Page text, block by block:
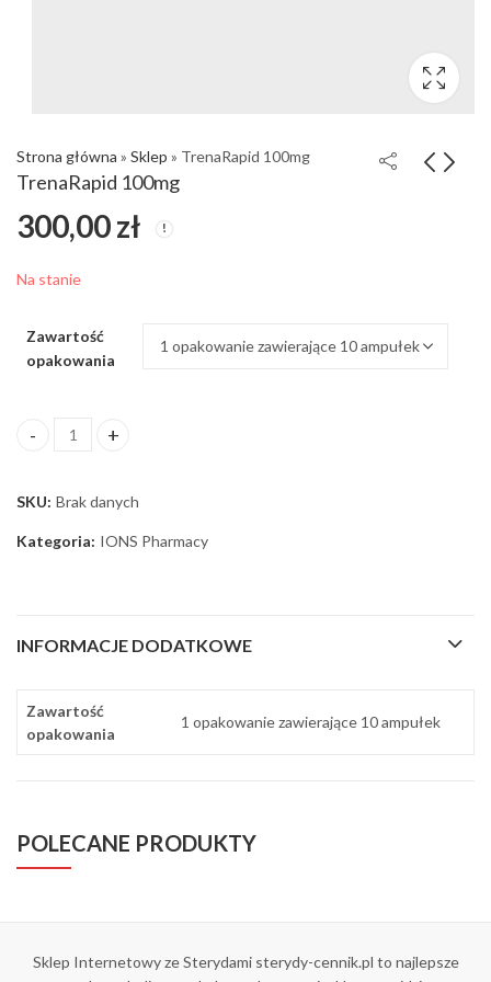
Strona główna » Sklep » TrenaRapid 100mg
TrenaRapid 100mg
300,00zł
Na stanie
Zawartość
opakowania
ilość TrenaRapid 100mg
SKU: Brak danych
Kategoria: IONS Pharmacy
INFORMACJE DODATKOWE
Zawartość
opakowania
1 opakowanie zawierające 10 ampułek
POLECANE PRODUKTY
Sklep Internetowy ze Sterydami sterydy-cennik.pl to najlepsze